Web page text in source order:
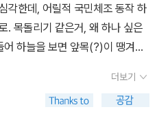
는 인간...글쎄... 먹기 위해 사는가
새삼 꺼내고 싶은 건 아니고.단순
속에 들어가 만화책 펴 놓고 읽
각한데, 어릴적 국민체조 동작 하
. 목돌리기 같은거, 왜 하나 싶은
하늘을 보면 앞목(?)이 땡겨야
, 내 몸뚱아리인데, 어찌 이럴까.
트로 6월 비수기 맞이할 준비
더보기